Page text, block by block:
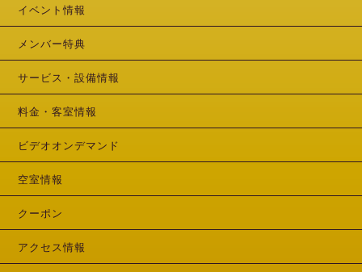
イベント情報
メンバー特典
サービス・設備情報
料金・客室情報
ビデオオンデマンド
空室情報
クーポン
アクセス情報